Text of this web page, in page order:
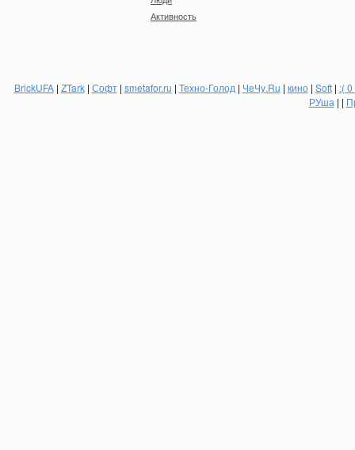
Активность
BrickUFA| ZTark| Софт| smetafor.ru | Техно-Голод | ЧеЧу.Ru | кино| Soft| :(
РУша | |